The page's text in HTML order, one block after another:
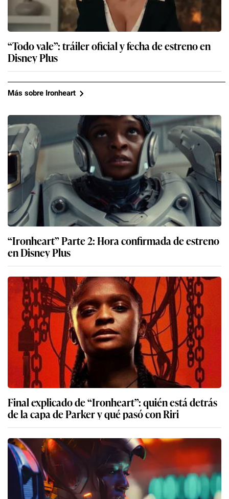
“Todo vale”: tráiler oficial y fecha de estreno en
Disney Plus
Más sobre Ironheart
“Ironheart” Parte 2: Hora confirmada de estreno
en Disney Plus
Final explicado de “Ironheart”: quién está detrás
de la capa de Parker y qué pasó con Riri